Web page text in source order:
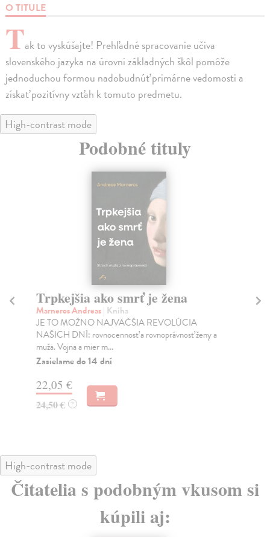
O TITULE
Tak to vyskúšajte! Prehľadné spracovanie učiva
slovenského jazyka na úrovni základných škôl pomôže
jednoduchou formou nadobudnúť primárne vedomosti a
získať pozitívny vzťah k tomuto predmetu.
High-contrast mode
Podobné tituly
Trpkejšia ako smrť je žena
Marneros Andreas| Kniha
JE TO MOŽNO NAJVÄČŠIA REVOLÚCIA
NAŠICH DNÍ: rovnocennosť a rovnoprávnosť ženy a
muža. Vojna a mier m...
Zasielame do 14 dní
22,05 €
24,50 € ?
High-contrast mode
Čitatelia s podobným vkusom si
kúpili aj: